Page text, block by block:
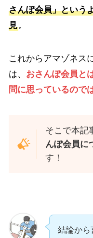
さんぽ会員」という
見。
これからアマゾネス
は、 おさんぽ会員と
問に思っているので
そこで本記
んぽ会員に
す！
結論から